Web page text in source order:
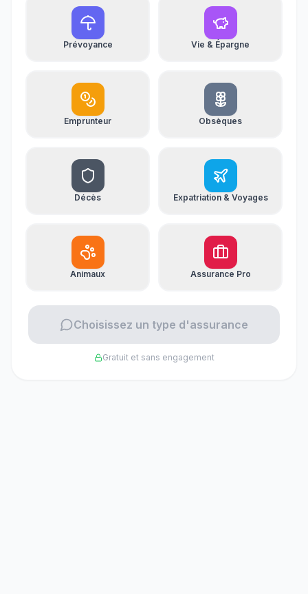
Prévoyance Vie & Épargne
Emprunteur Obsèques
Décès Expatriation & Voyages
Animaux Assurance Pro
Choisissez un type d'assurance
Gratuit et sans engagement